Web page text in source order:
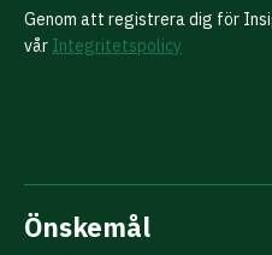
Genom att registrera dig för
vår Integritetspolicy
Önskemål